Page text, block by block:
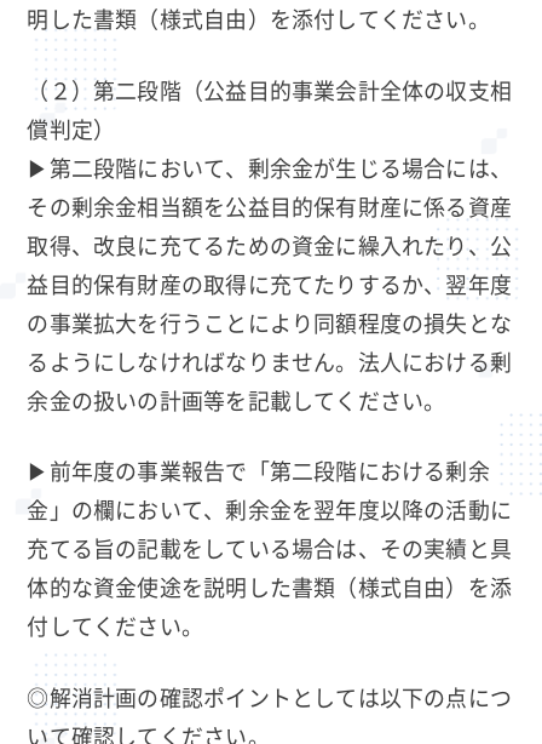
明した書類（様式自由）を添付してください。
（２）第二段階（公益目的事業会計全体の収支相
償判定）
▶第二段階において、剰余金が生じる場合には、
その剰余金相当額を公益目的保有財産に係る資産
取得、改良に充てるための資金に繰入れたり、公
益目的保有財産の取得に充てたりするか、翌年度
の事業拡大を行うことにより同額程度の損失とな
るようにしなければなりません。法人における剰
余金の扱いの計画等を記載してください。
▶前年度の事業報告で「第二段階における剰余
金」の欄において、剰余金を翌年度以降の活動に
充てる旨の記載をしている場合は、その実績と具
体的な資金使途を説明した書類（様式自由）を添
付してください。
◎解消計画の確認ポイントとしては以下の点につ
いて確認してください。